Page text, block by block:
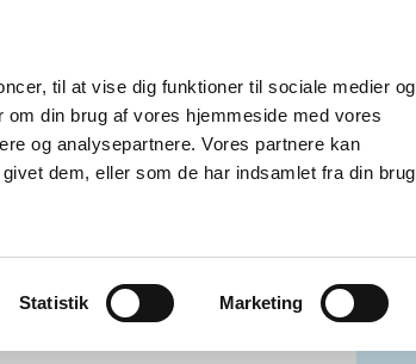
til at vise dig funktioner til sociale medier og
din brug af vores hjemmeside med vores
og analysepartnere. Vores partnere kan
dem, eller som de har indsamlet fra din brug
Statistik Marketing
Nyheder Om os Kontakt Udgivelser
og
Apoteker og salg af
Medicinsk